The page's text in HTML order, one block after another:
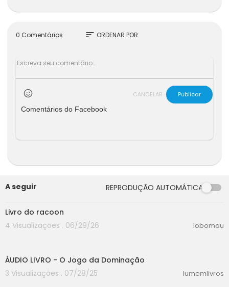
0 Comentários sort ORDENAR POR
CANCELAR
Publicar
Comentários do Facebook
A seguir REPRODUÇÃO AUTOMÁTICA
00:00
Livro do racoon
4 Visualizações . 06/29/26
lobomau
ÁUDIO LIVRO - O Jogo da Dominação
3 Visualizações . 07/28/25
lumemlivros